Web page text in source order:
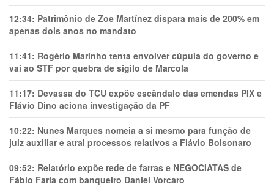
12:34: Patrimônio de Zoe Martínez dispara mais de 200% em
apenas dois anos no mandato
11:41: Rogério Marinho tenta envolver cúpula do governo e
vai ao STF por quebra de sigilo de Marcola
11:17: Devassa do TCU expõe escândalo das emendas PIX e
Flávio Dino aciona investigação da PF
10:22: Nunes Marques nomeia a si mesmo para função de
juiz auxiliar e atrai processos relativos a Flávio Bolsonaro
09:52: Relatório expõe rede de farras e NEGOCIATAS de
Fábio Faria com banqueiro Daniel Vorcaro